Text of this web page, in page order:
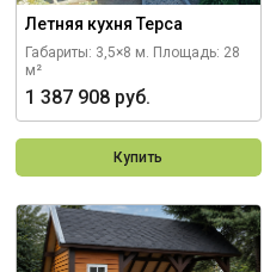
Летняя кухня Терса
Габариты: 3,5×8 м. Площадь: 28
м²
1 387 908 руб.
Купить